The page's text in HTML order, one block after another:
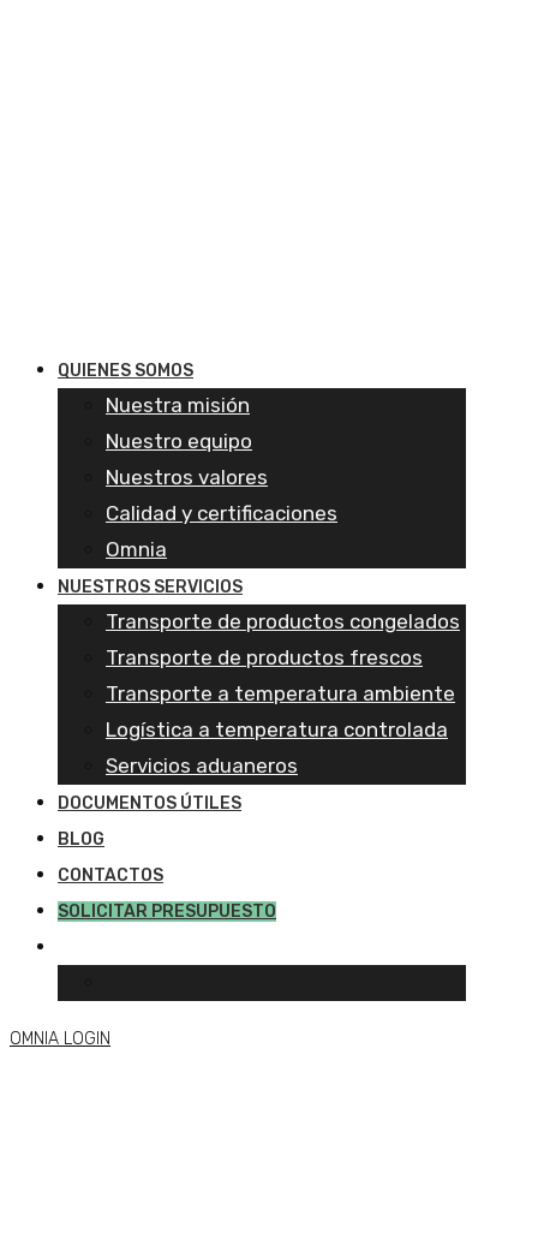
QUIENES SOMOS
Nuestra misión
Nuestro equipo
Nuestros valores
Calidad y certificaciones
Omnia
NUESTROS SERVICIOS
Transporte de productos congelados
Transporte de productos frescos
Transporte a temperatura ambiente
Logística a temperatura controlada
Servicios aduaneros
DOCUMENTOS ÚTILES
BLOG
CONTACTOS
SOLICITAR PRESUPUESTO
OMNIA LOGIN